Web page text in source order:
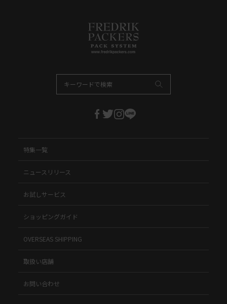
特集一覧
ニュースリリース
お試しサービス
ショッピングガイド
OVERSEAS SHIPPING
取扱い店舗
お問い合わせ